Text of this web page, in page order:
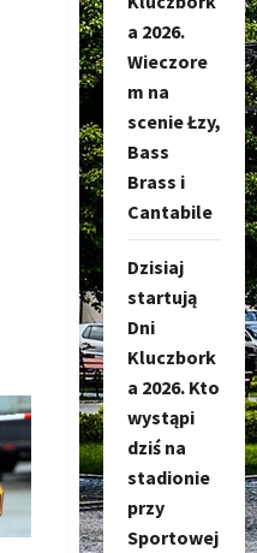
a 2026.
Wieczore
m na
scenie Łzy,
Bass
Brass i
Cantabile
Dzisiaj
startują
Dni
Kluczbork
a 2026. Kto
wystąpi
dziś na
stadionie
przy
Sportowej